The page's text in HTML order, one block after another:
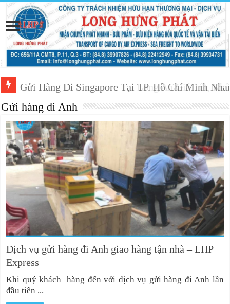
Gửi Hàng Đi Singapore Tại TP. Hồ Chí Minh
Gửi Hàng Đi Singapore Tại Long An Giá Tốt,
Gửi hàng đi Anh
Dịch vụ gửi hàng đi Anh giao hàng tận nhà – LHP
Express
Khi quý khách hàng đến với dịch vụ gửi hàng đi Anh lần
đầu tiên ...